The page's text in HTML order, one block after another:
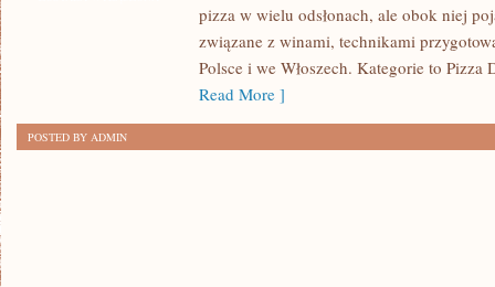
MITY
PIZZY
pizza w wielu odsłonach, ale obok niej
związane z winami, technikami
Polsce i we Włoszech. Kategorie to
Read More ]
POSTED BY ADMIN